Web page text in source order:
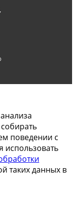
поведении с
таких данных в